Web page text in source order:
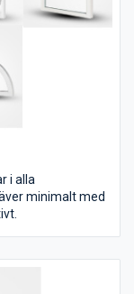
i alla
minimalt med